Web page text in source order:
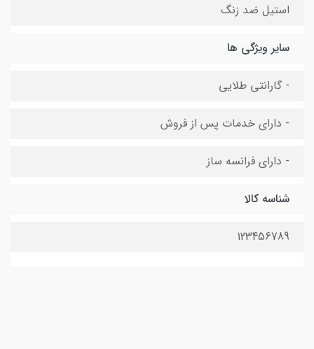
استیل ضد زنگ
سایر ویژگی ها
- گارانتی طلایی
- دارای خدمات پس از فروش
- دارای فرانسه ساز
شناسه کالا
123456789